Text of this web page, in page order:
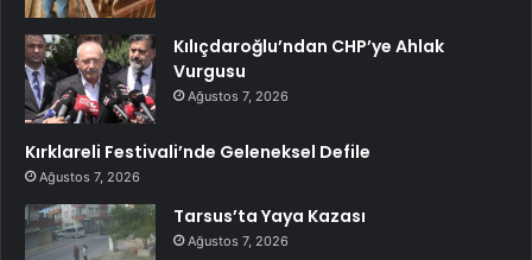
Kılıçdaroğlu’ndan CHP’ye Ahlak
Vurgusu
Ağustos 7, 2026
Kırklareli Festivali’nde Geleneksel Defile
Ağustos 7, 2026
Tarsus’ta Yaya Kazası
Ağustos 7, 2026